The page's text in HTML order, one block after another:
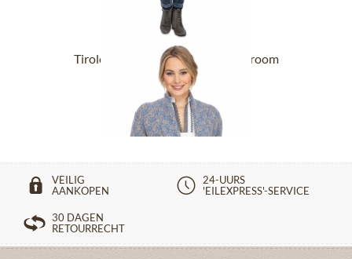
Tiroler vesten EIDENHAM mushroom
€ 269,90 * € 379,90 *
VEILIG
AANKOPEN
24-UURS
'EILEXPRESS'-SERVICE
30 DAGEN
RETOURRECHT